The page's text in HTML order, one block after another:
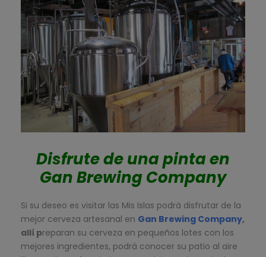
Disfrute de una pinta en
Gan Brewing Company
Si su deseo es visitar las Mis Islas podrá disfrutar de la
mejor cerveza artesanal en Gan Brewing Company,
allí preparan su cerveza en pequeños lotes con los
mejores ingredientes, podrá conocer su patio al aire